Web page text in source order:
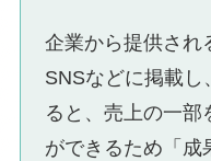
企業から提供され
SNSなどに掲載し
ると、売上の一部
ができるため「成